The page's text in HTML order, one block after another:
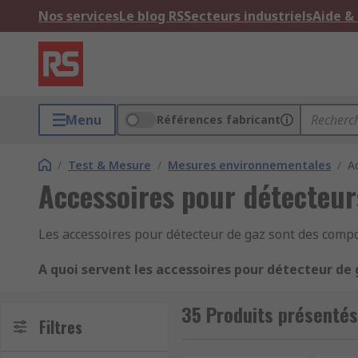
Nos servicesLe blog RSSecteurs industrielsAide
Menu Références fabricant
/ Test & Mesure / Mesures environnementales /
Accessoires pour
Les accessoires pour détecteur de gaz sont des
A quoi servent les accessoires pour détecteur de
Les accessoires pour détecteur de gaz sont utilisés
environnements qui contiennent des machines à
Filtres 35 Produits